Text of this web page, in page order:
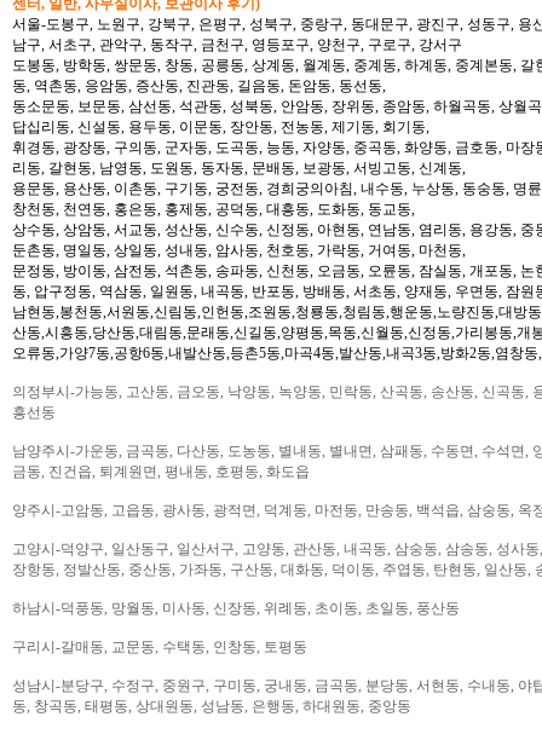
서울-도봉구, 노원구, 강북구, 은평구, 성북구, 중랑구, 동대문구, 광진구, 성동구,
남구, 서초구, 관악구, 동작구, 금천구, 영등포구, 양천구, 구로구, 강서구
도봉동, 방학동, 쌍문동, 창동, 공릉동, 상계동, 월계동, 중계동, 하계동, 중계본동,
동, 역촌동, 응암동, 증산동, 진관동, 길음동, 돈암동, 동선동,
동소문동, 보문동, 삼선동, 석관동, 성북동, 안암동, 장위동, 종암동, 하월곡동, 상월
답십리동, 신설동, 용두동, 이문동, 장안동, 전농동, 제기동, 회기동,
휘경동, 광장동, 구의동, 군자동, 도곡동, 능동, 자양동, 중곡동, 화양동, 금호동, 마
리동, 갈현동, 남영동, 도원동, 동자동, 문배동, 보광동, 서빙고동, 신계동,
용문동, 용산동, 이촌동, 구기동, 궁전동, 경희궁의아침, 내수동, 누상동, 동숭동, 명
창천동, 천연동, 홍은동, 홍제동, 공덕동, 대흥동, 도화동, 동교동,
상수동, 상암동, 서교동, 성산동, 신수동, 신정동, 아현동, 연남동, 염리동, 용강동,
둔촌동, 명일동, 상일동, 성내동, 암사동, 천호동, 가락동, 거여동, 마천동,
문정동, 방이동, 삼전동, 석촌동, 송파동, 신천동, 오금동, 오륜동, 잠실동, 개포동,
동, 압구정동, 역삼동, 일원동, 내곡동, 반포동, 방배동, 서초동, 양재동, 우면동, 잠원
남현동,봉천동,서원동,신림동,인헌동,조원동,청룡동,청림동,행운동,노량진동,대방
산동,시흥동,당산동,대림동,문래동,신길동,양평동,목동,신월동,신정동,가리봉동,개
오류동,가양7동,공항6동,내발산동,등촌5동,마곡4동,발산동,내곡3동,방화2동,염창동
의정부시-가능동, 고산동, 금오동, 낙양동, 녹양동, 민락동, 산곡동, 송산동, 신곡동,
흥선동
남양주시-가운동, 금곡동, 다산동, 도농동, 별내동, 별내면, 삼패동, 수동면, 수석면,
금동, 진건읍, 퇴계원면, 평내동, 호평동, 화도읍
양주시-고암동, 고읍동, 광사동, 광적면, 덕계동, 마전동, 만송동, 백석읍, 삼숭동, 옥
고양시-덕양구, 일산동구, 일산서구, 고양동, 관산동, 내곡동, 삼숭동, 삼송동, 성사
장항동, 정발산동, 중산동, 가좌동, 구산동, 대화동, 덕이동, 주엽동, 탄현동, 일산동,
하남시-덕풍동, 망월동, 미사동, 신장동, 위례동, 초이동, 초일동, 풍산동
구리시-갈매동, 교문동, 수택동, 인창동, 토평동
성남시-분당구, 수정구, 중원구, 구미동, 궁내동, 금곡동, 분당동, 서현동, 수내동,
동, 창곡동, 태평동, 상대원동, 성남동, 은행동, 하대원동, 중앙동